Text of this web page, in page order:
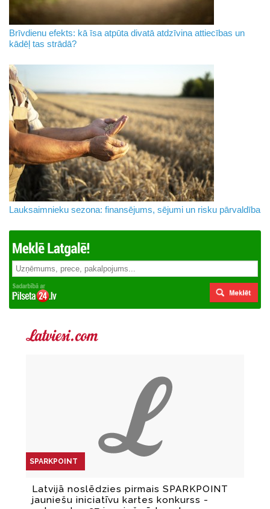
Brīvdienu efekts: kā īsa atpūta divatā atdzīvina attiecības un
kādēļ tas strādā?
Lauksaimnieku sezona: finansējums, sējumi un risku pārvaldība